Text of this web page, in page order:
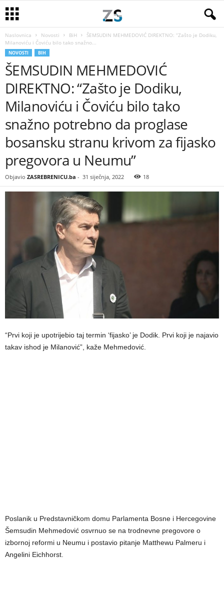
Naslovnica Novosti BiH
ŠEMSUDIN MEHMEDOVIĆ DIREKTNO: “Zašto je Dodiku,
Milanoviću i Čoviću bilo tako snažno...
NOVOSTI BIH
ŠEMSUDIN MEHMEDOVIĆ
DIREKTNO: “Zašto je Dodiku,
Milanoviću i Čoviću bilo tako
snažno potrebno da proglase
bosansku stranu krivom za fijasko
pregovora u Neumu”
Objavio ZASREBRENICU.ba - 31 siječnja, 2022 18
“Prvi koji je upotrijebio taj termin ‘fijasko’ je Dodik. Prvi koji je najavio
takav ishod je Milanović”, kaže Mehmedović.
Poslanik u Predstavničkom domu Parlamenta Bosne i Hercegovine
Šemsudin Mehmedović osvrnuo se na trodnevne pregovore o
izbornoj reformi u Neumu i postavio pitanje Matthewu Palmeru i
Angelini Eichhorst.